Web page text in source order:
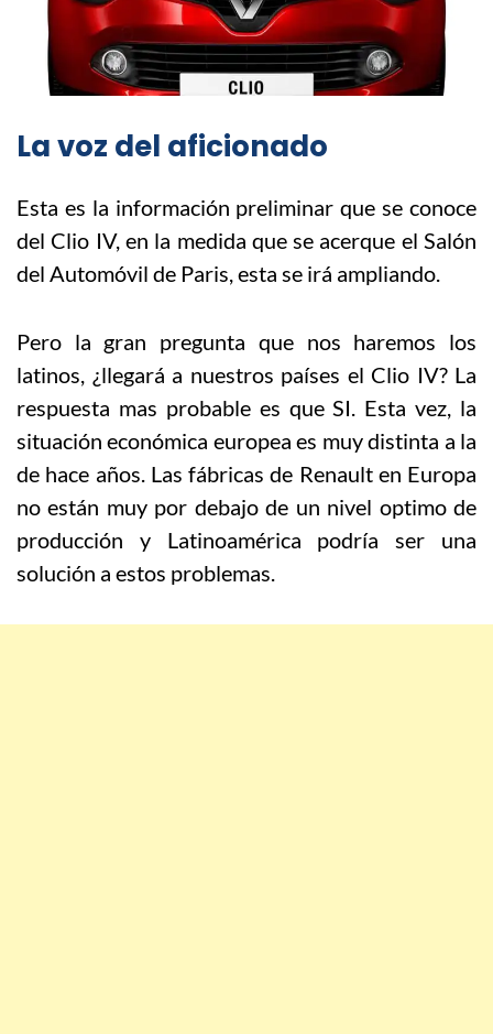
La voz del aficionado
Esta es la información preliminar que se conoce
del Clio IV, en la medida que se acerque el Salón
del Automóvil de Paris, esta se irá ampliando.
Pero la gran pregunta que nos haremos los
latinos, ¿llegará a nuestros países el Clio IV? La
respuesta mas probable es que SI. Esta vez, la
situación económica europea es muy distinta a la
de hace años. Las fábricas de Renault en Europa
no están muy por debajo de un nivel optimo de
producción y Latinoamérica podría ser una
solución a estos problemas.